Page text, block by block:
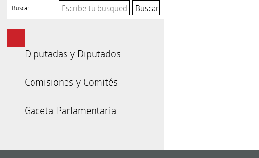
Buscar
Diputadas y Diputados
Comisiones y Comités
Gaceta Parlamentaria